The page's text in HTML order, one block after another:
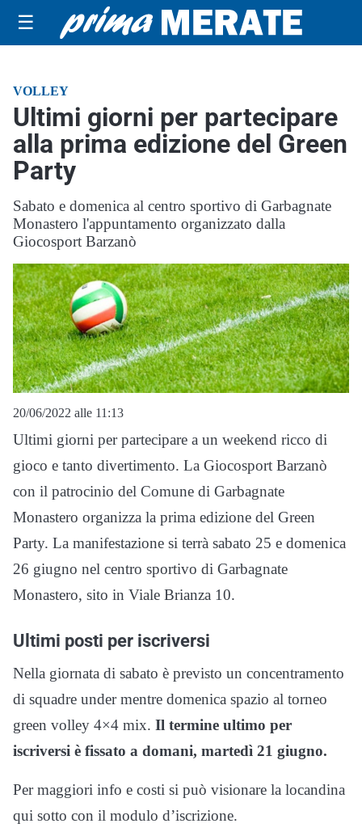
☰
VOLLEY
Ultimi giorni per partecipare
alla prima edizione del Green
Party
Sabato e domenica al centro sportivo di Garbagnate
Monastero l'appuntamento organizzato dalla
Giocosport Barzanò
20/06/2022 alle 11:13
Ultimi giorni per partecipare a un weekend ricco di
gioco e tanto divertimento. La Giocosport Barzanò
con il patrocinio del Comune di Garbagnate
Monastero organizza la prima edizione del Green
Party. La manifestazione si terrà sabato 25 e domenica
26 giugno nel centro sportivo di Garbagnate
Monastero, sito in Viale Brianza 10.
Ultimi posti per iscriversi
Nella giornata di sabato è previsto un concentramento
di squadre under mentre domenica spazio al torneo
green volley 4×4 mix. Il termine ultimo per
iscriversi è fissato a domani, martedì 21 giugno.
Per maggiori info e costi si può visionare la locandina
qui sotto con il modulo d’iscrizione.